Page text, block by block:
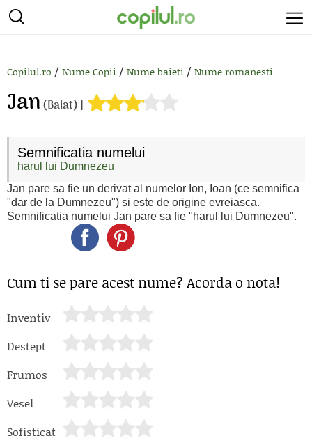
Copilul.ro / Nume Copii / Nume baieti / Nume romanesti
Jan(Baiat) |
Semnificatia numelui
harul lui Dumnezeu
Jan pare sa fie un derivat al numelor Ion, Ioan (ce semnifica
"dar de la Dumnezeu") si este de origine evreiasca.
Semnificatia numelui Jan pare sa fie "harul lui Dumnezeu".
Cum ti se pare acest nume? Acorda o nota!
Inventiv
Destept
Frumos
Vesel
Sofisticat